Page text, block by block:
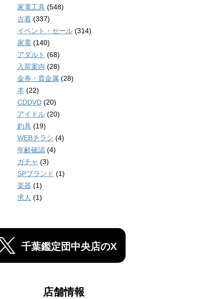
家電工具(548)
古着(337)
イベント・セール(314)
家電(140)
アダルト (68)
入荷案内 (28)
金券・貴金属 (28)
本 (22)
CDDVD(20)
アイドル(20)
釣具(19)
WEBチラシ (4)
年齢確認(4)
ガチャ (3)
SPブランド (1)
楽器 (1)
求人 (1)
千葉鑑定団中央店のX
店舗情報